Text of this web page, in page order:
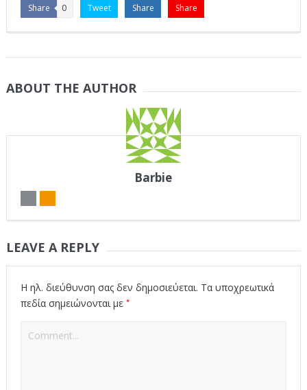
Share 0 Tweet Share Share
ABOUT THE AUTHOR
Barbie
LEAVE A REPLY
Η ηλ. διεύθυνση σας δεν δημοσιεύεται. Τα υποχρεωτικά
πεδία σημειώνονται με *